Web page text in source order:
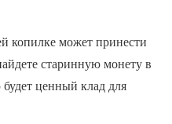
копилке может принести
старинную монету в
ценный клад для